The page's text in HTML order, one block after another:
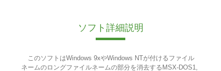
ソフト詳細説明
このソフトはWindows 9xやWindows NTが付けるファイル
ネームのロングファイルネームの部分を消去するMSX-DOS1,